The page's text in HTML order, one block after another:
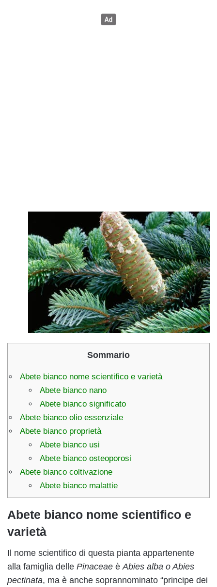
Sommario
Abete bianco nome scientifico e varietà
Abete bianco nano
Abete bianco significato
Abete bianco olio essenziale
Abete bianco proprietà
Abete bianco usi
Abete bianco osteoporosi
Abete bianco coltivazione
Abete bianco malattie
Abete bianco nome scientifico e
varietà
Il nome scientifico di questa pianta appartenente
alla famiglia delle Pinaceae èAbies alba o Abies
pectinata, ma è anche soprannominato “principe dei